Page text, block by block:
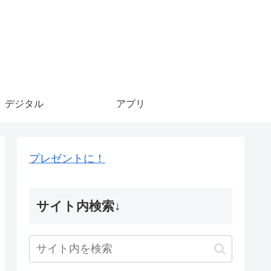
デジタル アプリ
プレゼントに！
サイト内検索↓